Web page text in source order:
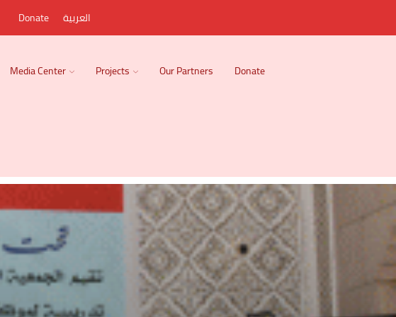
Donate العربية
Media Center Projects Our Partners Donate